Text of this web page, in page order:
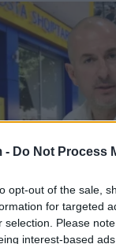
- Do Not Process
opt-out of the sale,
for targeted
selection. Please
interest-based
drejtorin
2022